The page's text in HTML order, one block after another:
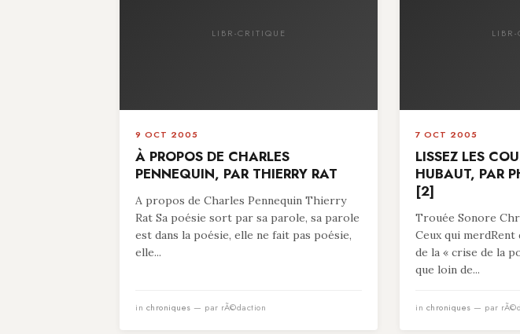
LIBR-CRITIQUE
9 OCT 2005
À PROPOS DE CHARLES
PENNEQUIN, PAR THIERRY RAT
A propos de Charles Pennequin Thierry
Rat Sa poésie sort par sa parole, sa parole
est dans la poésie, elle ne fait pas poésie,
elle...
in chroniques — par rÃ©daction
LIBR-
7 OCT 2005
LISSEZ LES
HUBAUT, PAR
[2]
Trouée Sonore
Ceux qui
de la « crise de la
que loin de...
in chroniques — par